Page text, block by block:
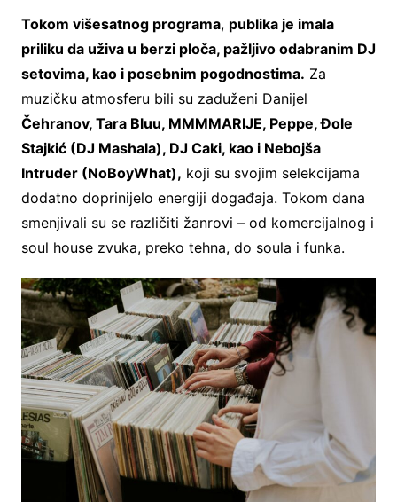
Tokom višesatnog programa, publika je imala
priliku da uživa u berzi ploča, pažljivo odabranim DJ
setovima, kao i posebnim pogodnostima. Za
muzičku atmosferu bili su zaduženi Danijel
Čehranov, Tara Bluu, MMMMARIJE, Peppe, Đole
Stajkić (DJ Mashala), DJ Caki, kao i Nebojša
Intruder (NoBoyWhat), koji su svojim selekcijama
dodatno doprinijelo energiji događaja. Tokom dana
smenjivali su se različiti žanrovi – od komercijalnog i
soul house zvuka, preko tehna, do soula i funka.